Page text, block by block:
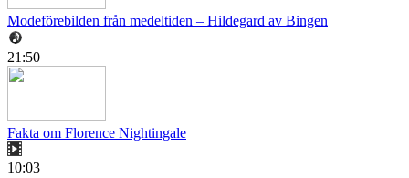
Modeförebilden från medeltiden – Hildegard av Bingen
21:50
Fakta om Florence Nightingale
10:03